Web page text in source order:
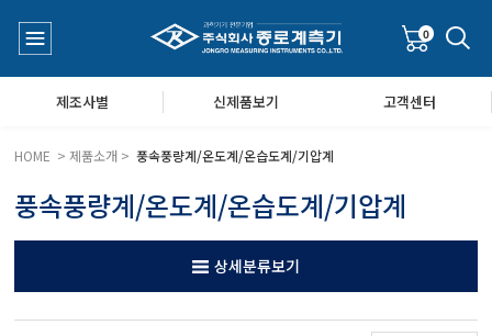
질측정기
기공기질/미세먼지/가스/소음/진동측정기
공지사항
0
제조사별 신제품보기 고객센터
HOME > 제품소개 >풍속풍량계/온도계/온습도계/기압계
풍속풍량계/온도계/온습도계/기압계
상세분류보기